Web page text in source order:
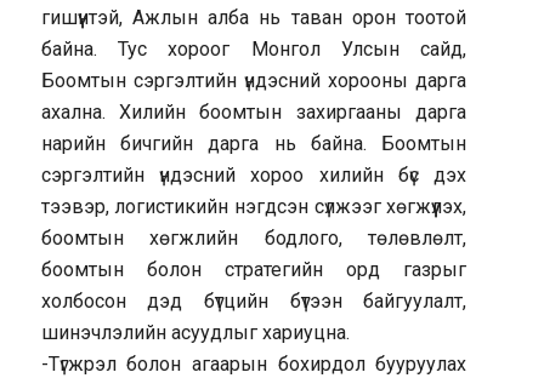
гишүүнтэй, Ажлын алба нь таван орон тоотой
байна. Тус хороог Монгол Улсын сайд,
Боомтын сэргэлтийн үндэсний хорооны дарга
ахална. Хилийн боомтын захиргааны дарга
нарийн бичгийн дарга нь байна. Боомтын
сэргэлтийн үндэсний хороо хилийн бүс дэх
тээвэр, логистикийн нэгдсэн сүлжээг хөгжүүлэх,
боомтын хөгжлийн бодлого, төлөвлөлт,
боомтын болон стратегийн орд газрыг
холбосон дэд бүтцийн бүтээн байгуулалт,
шинэчлэлийн асуудлыг хариуцна.
-Түгжрэл болон агаарын бохирдол бууруулах